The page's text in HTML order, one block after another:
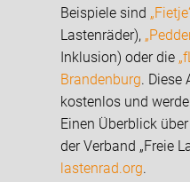
Beispiele sind
Lastenräder),
Inklusion) oder die
Brandenburg. Diese
kostenlos und
Einen Überblick
der Verband „Freie
lastenrad.org.